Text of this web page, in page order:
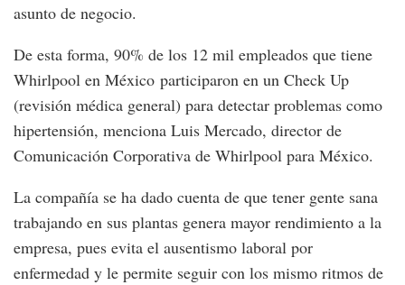
asunto de negocio.
De esta forma, 90% de los 12 mil empleados que tiene
Whirlpool en México participaron en un Check Up
(revisión médica general) para detectar problemas como
hipertensión, menciona Luis Mercado, director de
Comunicación Corporativa de Whirlpool para México.
La compañía se ha dado cuenta de que tener gente sana
trabajando en sus plantas genera mayor rendimiento a la
empresa, pues evita el ausentismo laboral por
enfermedad y le permite seguir con los mismo ritmos de